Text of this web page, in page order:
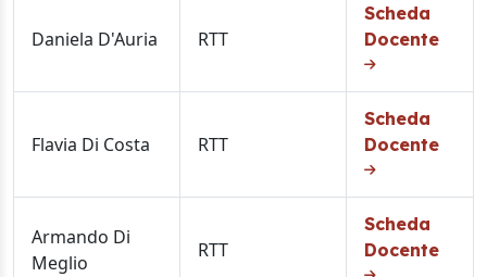
Daniela D'Auria RTT
Scheda
Docente
Flavia Di Costa RTT
Scheda
Docente
Armando Di
Meglio
RTT
Scheda
Docente